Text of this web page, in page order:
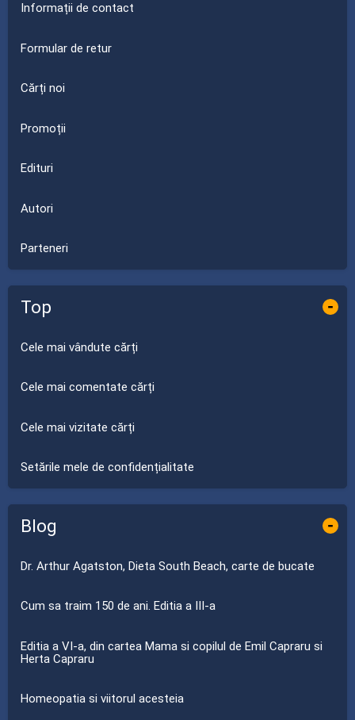
Informații de contact
Formular de retur
Cărți noi
Promoții
Edituri
Autori
Parteneri
Top -
Cele mai vândute cărți
Cele mai comentate cărți
Cele mai vizitate cărți
Setările mele de confidențialitate
Blog -
Dr. Arthur Agatston, Dieta South Beach, carte de bucate
Cum sa traim 150 de ani. Editia a III-a
Editia a VI-a, din cartea Mama si copilul de Emil Capraru si
Herta Capraru
Homeopatia si viitorul acesteia